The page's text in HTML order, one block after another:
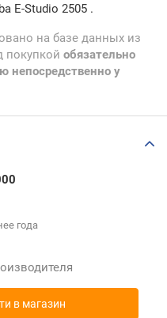
E-Studio 2505 .
на базе данных из
покупкой обязательно
непосредственно у
года
в магазин